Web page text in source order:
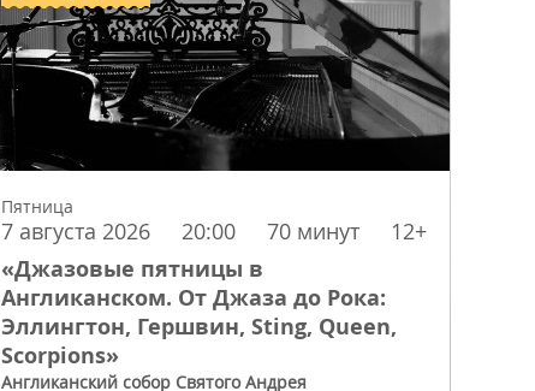
Пятница
7 августа 2026 20:00 70 минут 12+
«Джазовые пятницы в
Англиканском. От Джаза до Рока:
Эллингтон, Гершвин, Sting, Queen,
Scorpions»
Англиканский собор Святого Андрея